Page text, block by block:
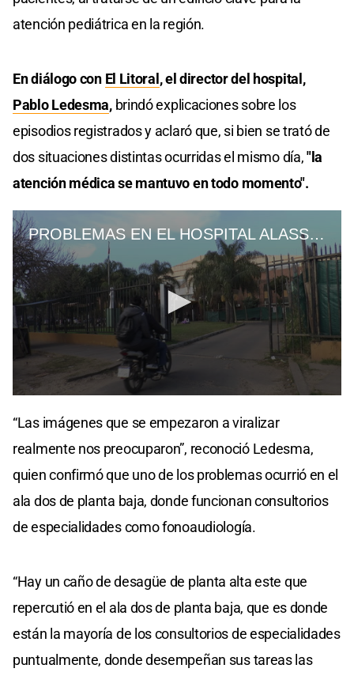
atención pediátrica en la región.
En diálogo con El Litoral, el director del hospital,
Pablo Ledesma, brindó explicaciones sobre los
episodios registrados y aclaró que, si bien se trató de
dos situaciones distintas ocurridas el mismo día,"la
atención médica se mantuvo en todo momento".
“Las imágenes que se empezaron a viralizar
realmente nos preocuparon”, reconoció Ledesma,
quien confirmó que uno de los problemas ocurrió en el
ala dos de planta baja, donde funcionan consultorios
de especialidades como fonoaudiología.
“Hay un caño de desagüe de planta alta este que
repercutió en el ala dos de planta baja, que es donde
están la mayoría de los consultorios de especialidades
puntualmente, donde desempeñan sus tareas las